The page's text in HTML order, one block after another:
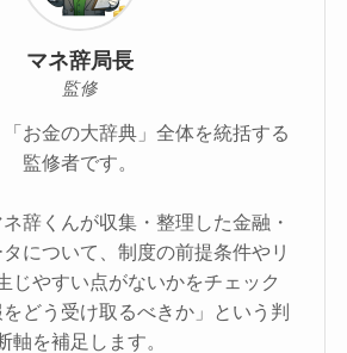
マネ辞局長
監修
お金の大辞典」全体を統括する
監修者です。
辞くんが収集・整理した金融・
について、制度の前提条件やリ
じやすい点がないかをチェック
どう受け取るべきか」という判
軸を補足します。